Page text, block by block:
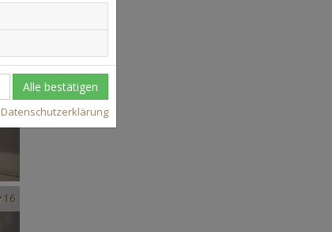
37
16
Alle bestätigen
Datenschutzerklärung